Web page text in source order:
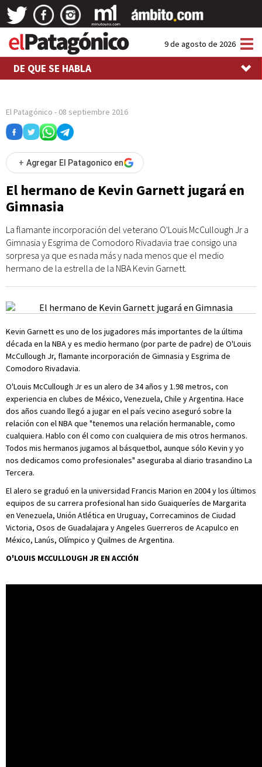
9 de agosto de 2026
DE QUE SE HABLA
El Patagónico - 08 septiembre 2016
+ Agregar El Patagonico en
El hermano de Kevin Garnett jugará en
Gimnasia
La flamante incorporación del veterano O'Louis McCullough Jr a
Gimnasia y Esgrima de Comodoro Rivadavia trae consigo una
sorpresa ya que es nada más y nada menos que el medio
hermano de la estrella de la NBA Kevin Garnett.
Kevin Garnett es uno de los jugadores más importantes de la última
década en la NBA y es medio hermano (por parte de padre) de O'Louis
McCullough Jr, flamante incorporación de Gimnasia y Esgrima de
Comodoro Rivadavia.
O'Louis McCullough Jr es un alero de 34 años y 1.98 metros, con
experiencia en clubes de México, Venezuela, Chile y Argentina. Hace
dos años cuando llegó a jugar en el país vecino aseguró sobre la
relación con el NBA que "tenemos una relación hermanable, como
cualquiera. Hablo con él como con cualquiera de mis otros hermanos.
Todos mis hermanos jugamos al básquetbol, aunque sólo Kevin y yo
nos dedicamos como profesionales" aseguraba al diario trasandino La
Tercera.
El alero se graduó en la universidad Francis Marion en 2004 y los últimos
equipos de su carrera profesional han sido Guaiqueríes de Margarita
en Venezuela, Unión Atlética en Uruguay, Correcaminos de Ciudad
Victoria, Osos de Guadalajara y Angeles Guerreros de Acapulco en
México, Lanús, Olímpico y Quilmes de Argentina.
O'LOUIS MCCULLOUGH JR EN ACCIÓN